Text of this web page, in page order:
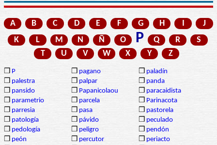
A B C D E F G H I
J
K
L M N Ñ O P Q R
S
T
U V W X Y Z
❒ P ❒ pagano ❒ paladín
❒ palestra ❒ palpar ❒ panda
❒ pansido ❒ Papanicolaou ❒ paracaidista
❒ parametrio ❒ parcela ❒ Parinacota
❒ parresia ❒ pasa ❒ pastorela
❒ patología ❒ pávido ❒ peculado
❒ pedología ❒ peligro ❒ pendón
❒ peón ❒ percutor ❒ periacto